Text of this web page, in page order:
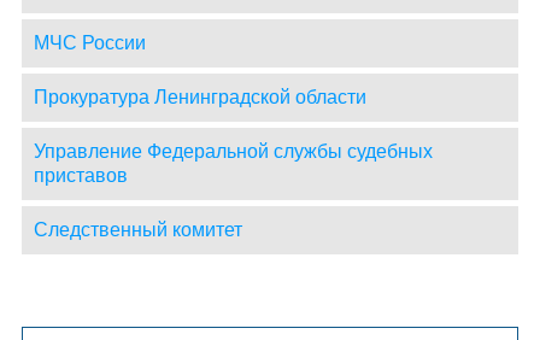
МЧС России
Прокуратура Ленинградской области
Управление Федеральной службы судебных
приставов
Следственный комитет